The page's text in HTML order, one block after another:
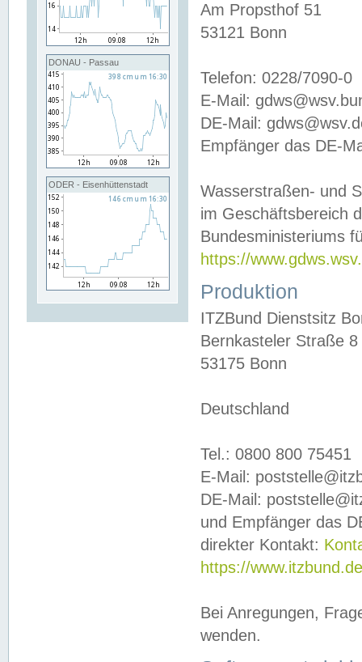
DONAU - Passau
ODER - Eisenhüttenstadt
Am Propsthof 51
53121 Bonn
Telefon: 0228/7090-0
E-Mail:
DE-Mail:
Empfänger das DE-
Wasserstraßen- und
im Geschäftsbereich
Bundesministeriums
https://
Produktion
ITZBund Dienstsitz
Bernkasteler Straße 8
53175 Bonn
Deutschland
Tel.: 0800 800 75451
E-Mail:
DE-Mail:
und Empfänger das
direkter Kontakt:
https://
Bei Anregungen,
wenden.